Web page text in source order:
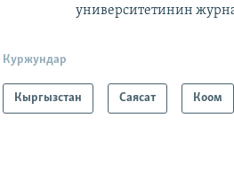
университетинин
Куржундар
Кыргызстан Саясат Коом